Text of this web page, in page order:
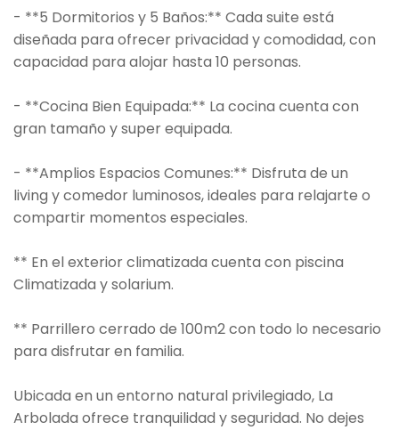
- **5 Dormitorios y 5 Baños:** Cada suite está
diseñada para ofrecer privacidad y comodidad, con
capacidad para alojar hasta 10 personas.
- **Cocina Bien Equipada:** La cocina cuenta con
gran tamaño y super equipada.
- **Amplios Espacios Comunes:** Disfruta de un
living y comedor luminosos, ideales para relajarte o
compartir momentos especiales.
** En el exterior climatizada cuenta con piscina
Climatizada y solarium.
** Parrillero cerrado de 100m2 con todo lo necesario
para disfrutar en familia.
Ubicada en un entorno natural privilegiado, La
Arbolada ofrece tranquilidad y seguridad. No dejes